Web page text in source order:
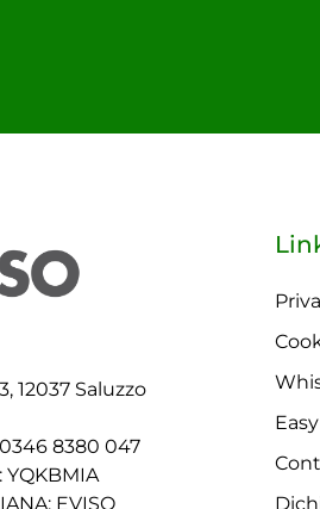
12037 Saluzzo
0346 8380 047
EVISO